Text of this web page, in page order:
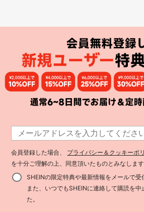
会員登録した場合、 プライバシー＆クッキーポ
を十分ご理解の上、同意頂いたものとみなします
SHEINの限定特典や最新情報をメールで受
また、いつでもSHEINに連絡して購読を
た。